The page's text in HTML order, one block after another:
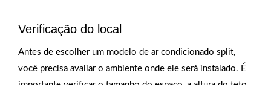
Verificação do local
Antes de escolher um modelo de ar condicionado split,
você precisa avaliar o ambiente onde ele será instalado. É